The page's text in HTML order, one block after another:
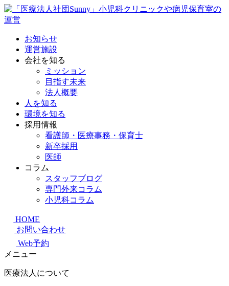
お知らせ
運営施設
会社を知る
ミッション
目指す未来
法人概要
人を知る
環境を知る
採用情報
看護師・医療事務・保育士
新卒採用
医師
コラム
スタッフブログ
専門外来コラム
小児科コラム
HOME
お問い合わせ
Web予約
メニュー
医療法人について